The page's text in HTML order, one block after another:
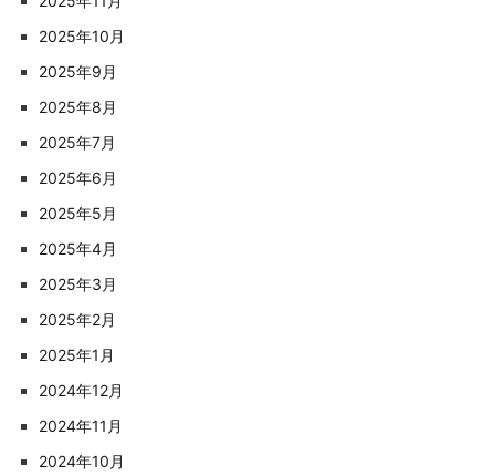
2025年10月
2025年9月
2025年8月
2025年7月
2025年6月
2025年5月
2025年4月
2025年3月
2025年2月
2025年1月
2024年12月
2024年11月
2024年10月